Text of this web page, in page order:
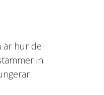
är hur de
in.